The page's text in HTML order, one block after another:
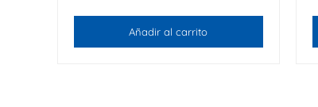
Añadir al carrito